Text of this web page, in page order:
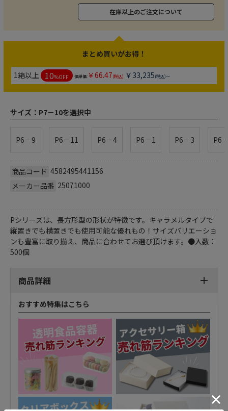
在庫以上のご注文について
まとめ買いがお得！
1箱以上 10%OFF 個単価:￥66.47(税込) ￥33,235(税込)～
サイズ： P7－10を選択中
P6－9 P6－11 P6－4 P6－1 P6－3 P6
商品コード 4582495441156
メーカー品番 25071000
Pシリーズは、長方形型の形状が特徴です。キャラメルタイプで
縦置きでも横置きでも使用可能な優れもの！サイズバリエーショ
ンも豊富に取り揃え、商品に合わせてお選び頂けます。●入数：
500個
商品詳細
おすすめ特集はこちら